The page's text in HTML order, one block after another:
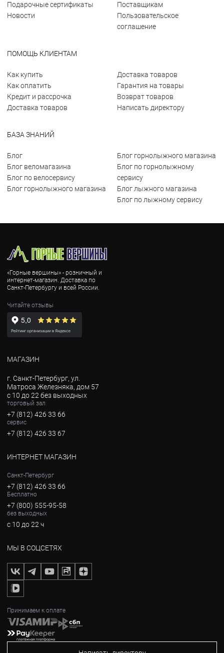
Подарочные сертификаты
Новости
Поставщикам
Пользовательское
соглашение
ПОМОЩЬ КЛИЕНТАМ
Как купить
Как оплатить
Кредит и рассрочка
Доставка товаров
Доставка товаров
Гарантия на товары
Возврат товаров
Написать директору
БАЗА ЗНАНИЙ
Блог
Блог веломагазина
Блог по велосервису
Блог горнолыжного магазина
Блог горнолыжного магазина
Блог по горнолыжному
сервису
Блог лыжного магазина
Блог по лыжному сервису
«Горные вершины» - розничный и
интернет-магазин. Доставка по
Санкт-Петербургу и всей России.
Читайте отзывы
МАГАЗИН
г. Санкт-Петербург, ул.
Матроса Железняка, дом 57
с 10 до 22 без выходных
торговый зал
+7 (812) 426 33 66
сервис
+7 (812) 426 33 67
ИНТЕРНЕТ МАГАЗИН
Санкт-Петербург
+7 (812) 426 33 66
Бесплатно
+7 (800) 555-95-58
без выходных
с 10 до 22 ч
МЫ В СОЦСЕТЯХ
Принимаем к оплате